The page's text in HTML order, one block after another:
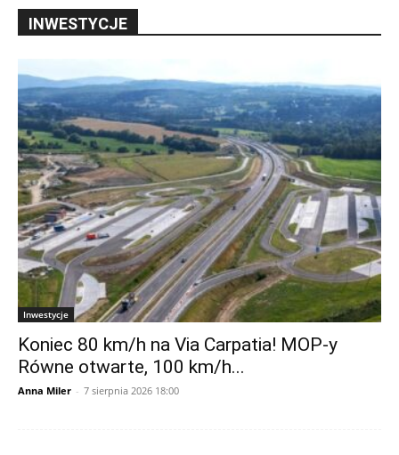
INWESTYCJE
Inwestycje
Koniec 80 km/h na Via Carpatia! MOP-y
Równe otwarte, 100 km/h...
Anna Miler - 7 sierpnia 2026 18:00